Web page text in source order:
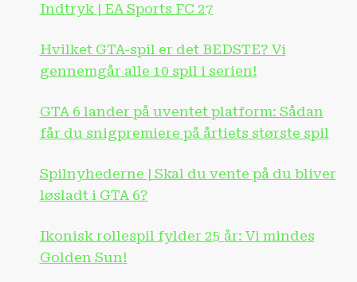
Indtryk | EA Sports FC 27
Hvilket GTA-spil er det BEDSTE? Vi
gennemgår alle 10 spil i serien!
GTA 6 lander på uventet platform: Sådan
får du snigpremiere på årtiets største spil
Spilnyhederne | Skal du vente på du bliver
løsladt i GTA 6?
Ikonisk rollespil fylder 25 år: Vi mindes
Golden Sun!